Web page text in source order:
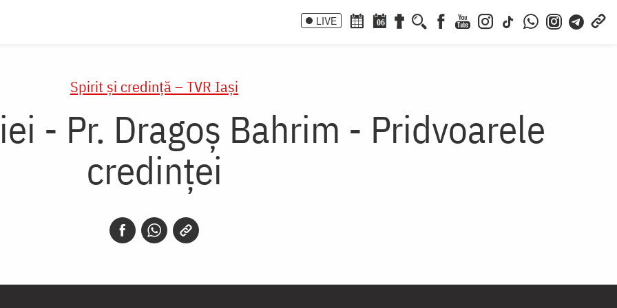
LIVE 06
Spirit și credință – TVR Iași
- Pr. Dragoș Bahrim - Pridvoarele
credinței